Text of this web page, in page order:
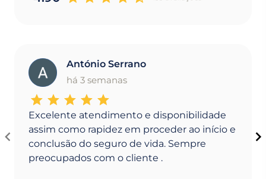
A
António Serrano
há 3 semanas
Excelente atendimento e disponibilidade
assim como rapidez em proceder ao início e
conclusão do seguro de vida. Sempre
preocupados com o cliente .